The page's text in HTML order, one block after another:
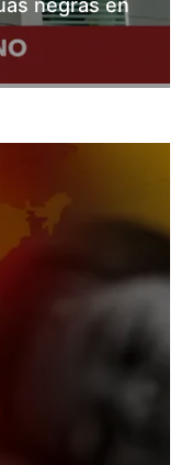
negras en